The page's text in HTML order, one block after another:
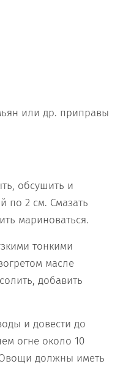
или др. приправы
обсушить и
по 2 см. Смазать
мариноваться.
тонкими
масле
добавить
и довести до
огне около 10
должны иметь